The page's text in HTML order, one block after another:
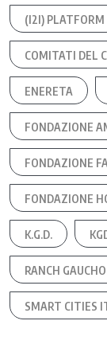
(I2I) PLATFORM
COMITATI DEL
ENERETA
FONDAZIONE
FONDAZIONE
FONDAZIONE
K.G.D.
RANCH GAUCHO
SMART CITIES